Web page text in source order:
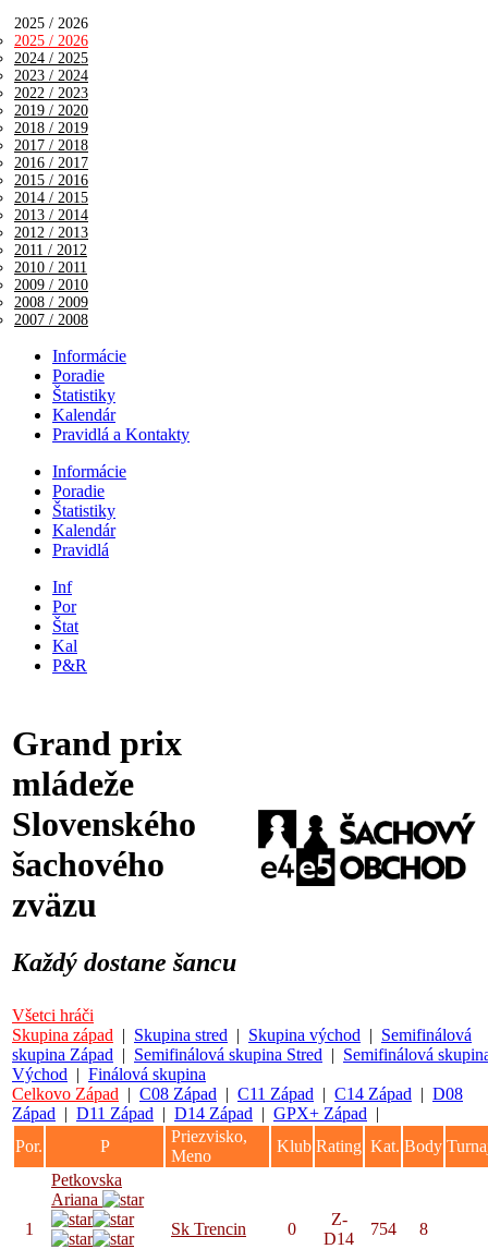
2025 / 2026
2025 / 2026
2024 / 2025
2023 / 2024
2022 / 2023
2019 / 2020
2018 / 2019
2017 / 2018
2016 / 2017
2015 / 2016
2014 / 2015
2013 / 2014
2012 / 2013
2011 / 2012
2010 / 2011
2009 / 2010
2008 / 2009
2007 / 2008
Informácie
Poradie
Štatistiky
Kalendár
Pravidlá a Kontakty
Informácie
Poradie
Štatistiky
Kalendár
Pravidlá
Inf
Por
Štat
Kal
P&R
Grand prix
mládeže
Slovenského
šachového
zväzu
Každý dostane šancu
Všetci hráči
Skupina západ | Skupina stred | Skupina východ | Semifinálová
skupina Západ | Semifinálová skupina Stred | Semifinálová
Východ | Finálová skupina
Celkovo Západ | C08 Západ | C11 Západ | C14 Západ | D08
Západ | D11 Západ | D14 Západ | GPX+ Západ |
Por.
P
Priezvisko,
Meno
Klub Rating Kat. Body
1
Petkovska
Ariana
Sk Trencin
0
Z-
D14
754 8